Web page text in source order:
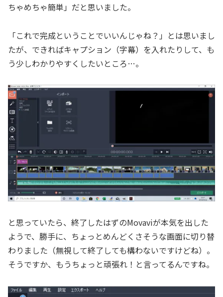
ちゃめちゃ簡単」だと思いました。
「これで完成ということでいいんじゃね？」とは思いまし
たが、できればキャプション（字幕）を入れたりして、も
う少しわかりやすくしたいところ…。
と思っていたら、終了したはずのMovaviが本気を出した
ようで、勝手に、ちょっとめんどくさそうな画面に切り替
わりました（無視して終了しても構わないですけどね）。
そうですか、もうちょっと頑張れ！と言ってるんですね。